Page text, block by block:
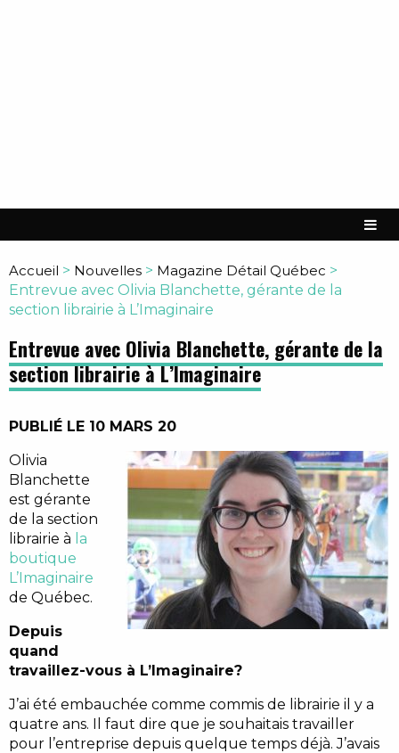
Accueil > Nouvelles > Magazine Détail Québec >
Entrevue avec Olivia Blanchette, gérante de la
section librairie à L’Imaginaire
Entrevue avec Olivia Blanchette, gérante de la
section librairie à L’Imaginaire
PUBLIÉ LE 10 MARS 20
Olivia
Blanchette
est gérante
de la section
librairie à la
boutique
L’Imaginaire
de Québec.
Depuis
quand
travaillez-vous à L’Imaginaire?
J’ai été embauchée comme commis de librairie il y a
quatre ans. Il faut dire que je souhaitais travailler
pour l’entreprise depuis quelque temps déjà. J’avais